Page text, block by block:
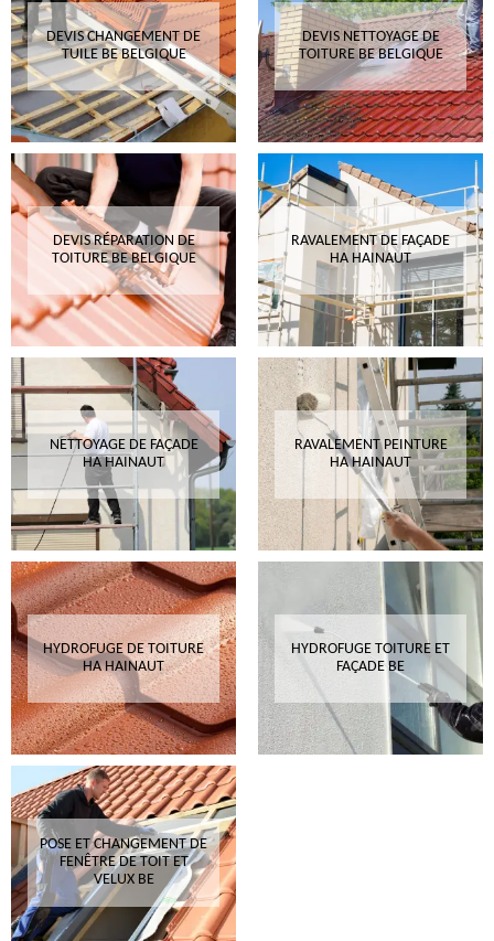
DEVIS CHANGEMENT DE
TUILE BE BELGIQUE
DEVIS NETTOYAGE DE
TOITURE BE BELGIQUE
DEVIS RÉPARATION DE
TOITURE BE BELGIQUE
RAVALEMENT DE FAÇADE
HA HAINAUT
NETTOYAGE DE FAÇADE
HA HAINAUT
RAVALEMENT PEINTURE
HA HAINAUT
HYDROFUGE DE TOITURE
HA HAINAUT
HYDROFUGE TOITURE ET
FAÇADE BE
POSE ET CHANGEMENT DE
FENÊTRE DE TOIT ET
VELUX BE